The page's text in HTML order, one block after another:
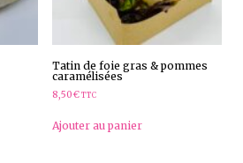
Tatin de foie gras & pommes
caramélisées
8,50€ TTC
Ajouter au panier